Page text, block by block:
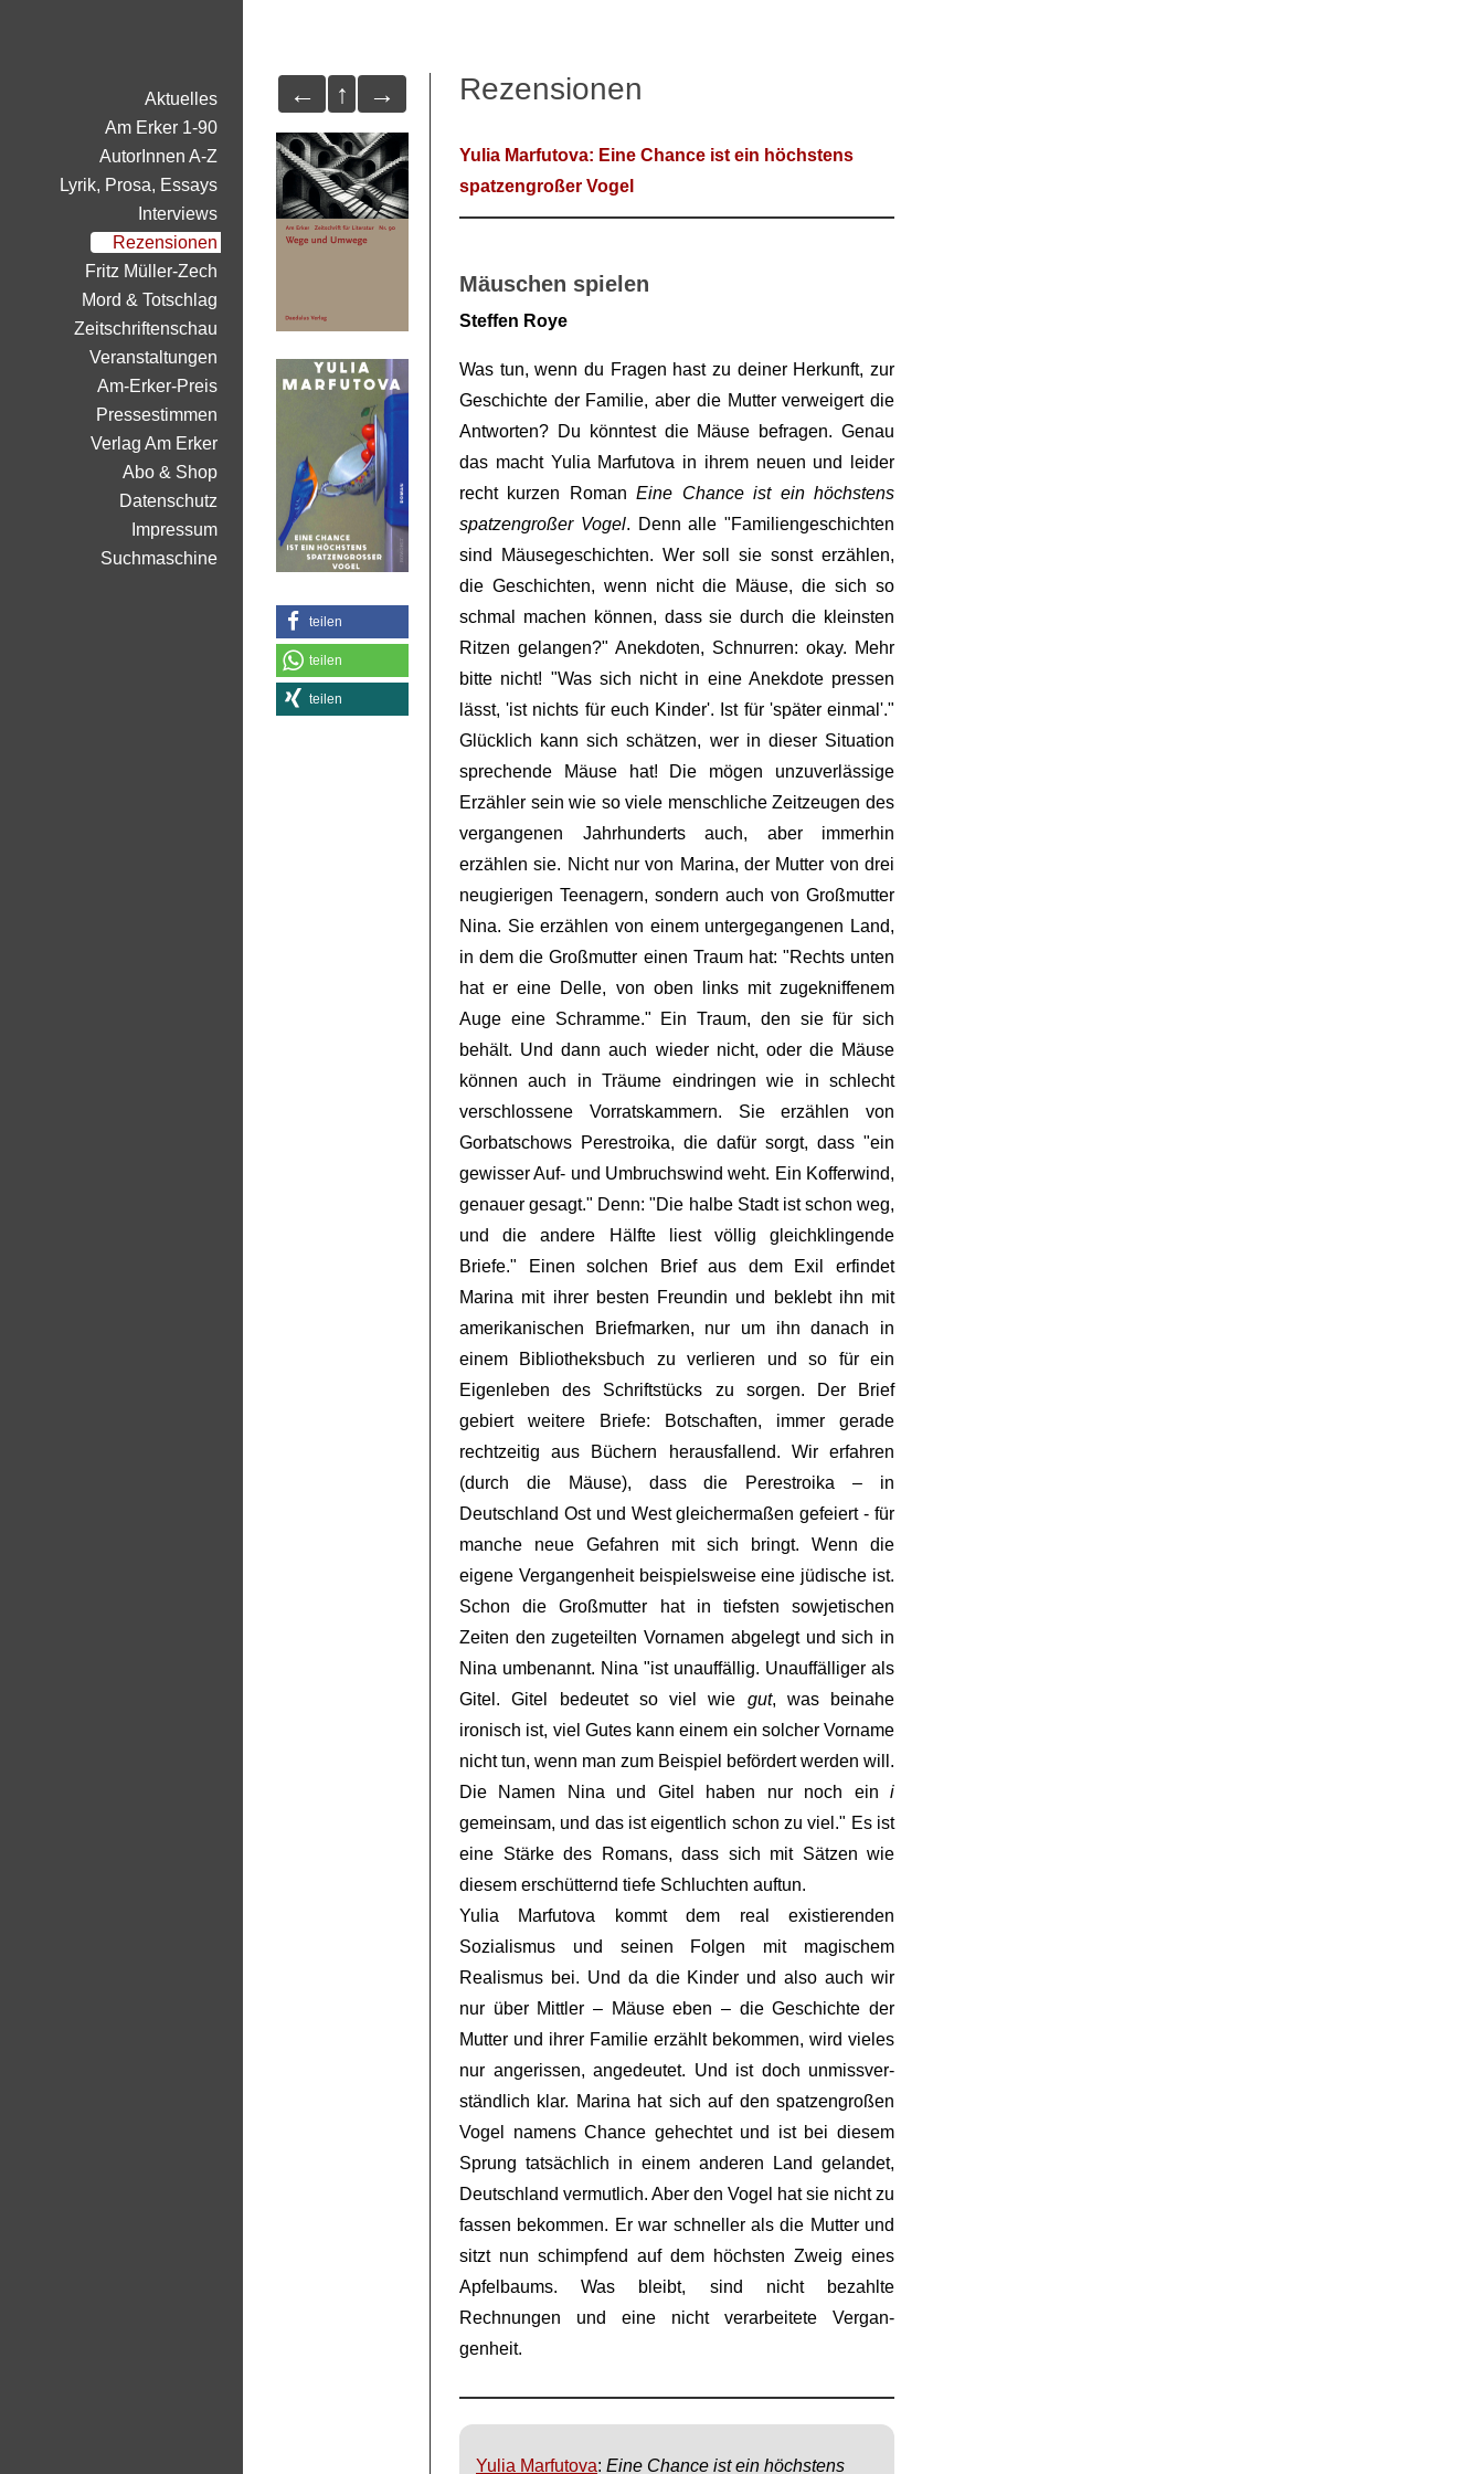
← ↑ →
teilen
teilen
teilen
Rezensionen
Yulia Marfutova: Eine Chance ist ein höchstens
spatzengroßer Vogel
Mäuschen spielen
Steffen Roye
Was tun, wenn du Fragen hast zu deiner Herkunft, zur
Geschichte der Familie, aber die Mutter verweigert die
Antworten? Du könntest die Mäuse befragen. Genau
das macht Yulia Marfutova in ihrem neuen und leider
recht kurzen RomanEine Chance ist ein höchstens
spatzen­großer Vogel. Denn alle "Familien­geschichten
sind Mäuse­geschichten. Wer soll sie sonst erzählen,
die Geschichten, wenn nicht die Mäuse, die sich so
schmal machen können, dass sie durch die kleinsten
Ritzen gelangen?" Anekdoten, Schnurren: okay. Mehr
bitte nicht! "Was sich nicht in eine Anekdote pressen
lässt, 'ist nichts für euch Kinder'. Ist für 'später einmal'."
Glücklich kann sich schätzen, wer in dieser Situation
sprechende Mäuse hat! Die mögen unzuverlässige
Erzähler sein wie so viele menschliche Zeitzeugen des
vergangenen Jahr­hunderts auch, aber immerhin
erzählen sie. Nicht nur von Marina, der Mutter von drei
neugierigen Teenagern, sondern auch von Großmutter
Nina. Sie erzählen von einem unterge­gangenen Land,
in dem die Großmutter einen Traum hat: "Rechts unten
hat er eine Delle, von oben links mit zugekniffenem
Auge eine Schramme." Ein Traum, den sie für sich
behält. Und dann auch wieder nicht, oder die Mäuse
können auch in Träume eindringen wie in schlecht
verschlossene Vorrats­kammern. Sie erzählen von
Gorbat­schows Perestroika, die dafür sorgt, dass "ein
gewisser Auf- und Umbruchs­wind weht. Ein Kofferwind,
genauer gesagt." Denn: "Die halbe Stadt ist schon weg,
und die andere Hälfte liest völlig gleichklingende
Briefe." Einen solchen Brief aus dem Exil erfindet
Marina mit ihrer besten Freundin und beklebt ihn mit
amerikanischen Briefmarken, nur um ihn danach in
einem Bibliotheksbuch zu verlieren und so für ein
Eigenleben des Schriftstücks zu sorgen. Der Brief
gebiert weitere Briefe: Botschaften, immer gerade
rechtzeitig aus Büchern herausfallend. Wir erfahren
(durch die Mäuse), dass die Perestroika – in
Deutschland Ost und West gleichermaßen gefeiert - für
manche neue Gefahren mit sich bringt. Wenn die
eigene Vergan­genheit beispiels­weise eine jüdische ist.
Schon die Großmutter hat in tiefsten sowje­tischen
Zeiten den zugeteilten Vornamen abgelegt und sich in
Nina umbenannt. Nina "ist unauffällig. Unauffäl­liger als
Gitel. Gitel bedeutet so viel wie gut, was beinahe
ironisch ist, viel Gutes kann einem ein solcher Vorname
nicht tun, wenn man zum Beispiel befördert werden will.
Die Namen Nina und Gitel haben nur noch ein i
gemeinsam, und das ist eigentlich schon zu viel." Es ist
eine Stärke des Romans, dass sich mit Sätzen wie
diesem erschütternd tiefe Schluchten auftun.
Yulia Marfutova kommt dem real existierenden
Sozialismus und seinen Folgen mit magischem
Realismus bei. Und da die Kinder und also auch wir
nur über Mittler – Mäuse eben – die Geschichte der
Mutter und ihrer Familie erzählt bekommen, wird vieles
nur angerissen, angedeutet. Und ist doch unmissver­
ständlich klar. Marina hat sich auf den spatzen­großen
Vogel namens Chance gehechtet und ist bei diesem
Sprung tatsächlich in einem anderen Land gelandet,
Deutschland vermutlich. Aber den Vogel hat sie nicht zu
fassen bekommen. Er war schneller als die Mutter und
sitzt nun schimpfend auf dem höchsten Zweig eines
Apfelbaums. Was bleibt, sind nicht bezahlte
Rechnungen und eine nicht verarbeitete Vergan­
genheit.
Yulia Marfutova: Eine Chance ist ein höchstens
Aktuelles
Am Erker 1-90
AutorInnen A-Z
Lyrik, Prosa, Essays
Interviews
Rezensionen
Fritz Müller-Zech
Mord & Totschlag
Zeitschriftenschau
Veranstaltungen
Am-Erker-Preis
Pressestimmen
Verlag Am Erker
Abo & Shop
Datenschutz
Impressum
Suchmaschine